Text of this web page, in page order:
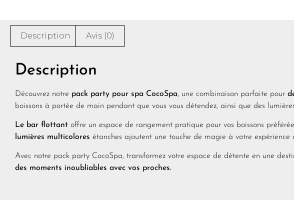
Description Avis (0)
Description
Découvrez notre pack party pour spa CocoSpa, une combinaison parfaite pour
boissons à portée de main pendant que vous vous détendez, ainsi que des
Le bar flottant offre un espace de rangement pratique pour vos boissons
lumières multicolores étanches ajoutent une touche de magie à votre
Avec notre pack party CocoSpa, transformez votre espace de détente en une
des moments inoubliables avec vos proches.